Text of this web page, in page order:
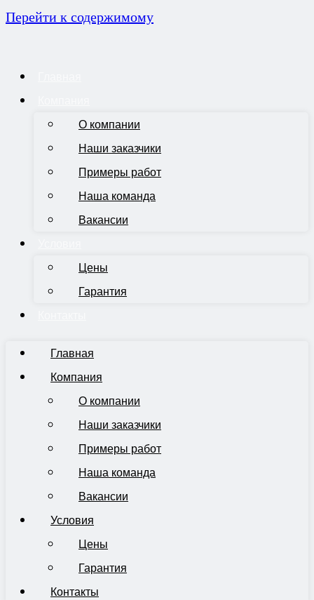
Перейти к содержимому
О компании
Наши заказчики
Примеры работ
Наша команда
Вакансии
Цены
Гарантия
Главная
Компания
О компании
Наши заказчики
Примеры работ
Наша команда
Вакансии
Условия
Цены
Гарантия
Контакты